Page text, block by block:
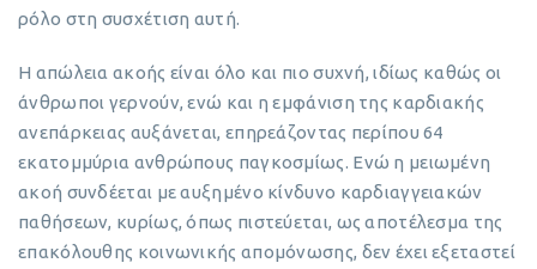
ρόλο στη συσχέτιση αυτή.
Η απώλεια ακοής είναι όλο και πιο συχνή, ιδίως καθώς οι
άνθρωποι γερνούν, ενώ και η εμφάνιση της καρδιακής
ανεπάρκειας αυξάνεται, επηρεάζοντας περίπου 64
εκατομμύρια ανθρώπους παγκοσμίως. Ενώ η μειωμένη
ακοή συνδέεται με αυξημένο κίνδυνο καρδιαγγειακών
παθήσεων, κυρίως, όπως πιστεύεται, ως αποτέλεσμα της
επακόλουθης κοινωνικής απομόνωσης, δεν έχει εξεταστεί